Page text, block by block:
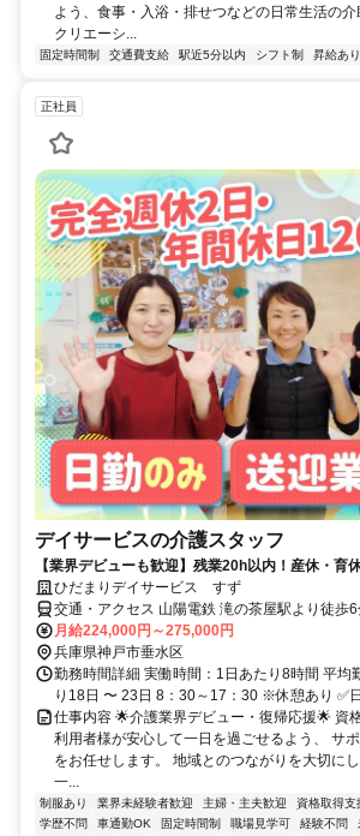
よう、食事・入浴・排せつなどの日常生活の
クリエーシ...
固定時間制 交通費支給 駅近5分以内 シフト制 昇給あり
正社員
デイサービスの介護スタッフ
【業界デビューも歓迎】残業20h以内！産休・育
ひだまりデイサービス すず
交通・アクセス 山陽電鉄 滝の茶屋駅より徒歩
月給224,000円～275,000円
兵庫県神戸市垂水区
勤務時間詳細 実働時間：1日あたり8時間 平均
り18日 〜 23日 8：30～17：30 ※休憩あり ✅
仕事内容 🌟介護業界デビュー・復帰応援🌟 資
利用者様が安心して一日を過ごせるよう、 サ
をお任せします。 地域とのつながりを大切に
一...
制服あり 業界未経験者歓迎 主婦・主夫歓迎 資格取得支
学歴不問
車通勤OK 固定時間制 職場見学可 経験不問